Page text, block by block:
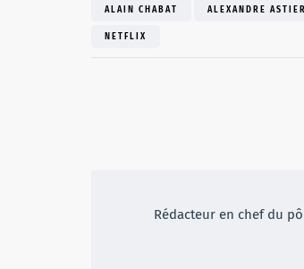
ALAIN CHABAT ALEXANDRE ASTIER
NETFLIX
Rédacteur en chef du